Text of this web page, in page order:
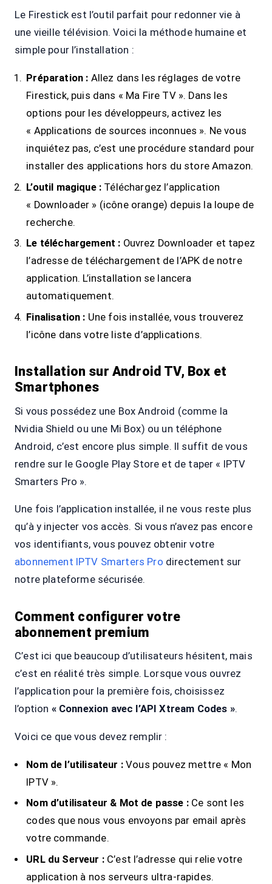
Le Firestick est l’outil parfait pour redonner vie à
une vieille télévision. Voici la méthode humaine et
simple pour l’installation :
Préparation : Allez dans les réglages de votre
Firestick, puis dans « Ma Fire TV ». Dans les
options pour les développeurs, activez les
« Applications de sources inconnues ». Ne vous
inquiétez pas, c’est une procédure standard pour
installer des applications hors du store Amazon.
L’outil magique : Téléchargez l’application
« Downloader » (icône orange) depuis la loupe de
recherche.
Le téléchargement : Ouvrez Downloader et tapez
l’adresse de téléchargement de l’APK de notre
application. L’installation se lancera
automatiquement.
Finalisation : Une fois installée, vous trouverez
l’icône dans votre liste d’applications.
Installation sur Android TV, Box et
Smartphones
Si vous possédez une Box Android (comme la
Nvidia Shield ou une Mi Box) ou un téléphone
Android, c’est encore plus simple. Il suffit de vous
rendre sur le Google Play Store et de taper « IPTV
Smarters Pro ».
Une fois l’application installée, il ne vous reste plus
qu’à y injecter vos accès. Si vous n’avez pas encore
vos identifiants, vous pouvez obtenir votre
abonnement IPTV Smarters Pro directement sur
notre plateforme sécurisée.
Comment configurer votre
abonnement premium
C’est ici que beaucoup d’utilisateurs hésitent, mais
c’est en réalité très simple. Lorsque vous ouvrez
l’application pour la première fois, choisissez
l’option « Connexion avec l’API Xtream Codes ».
Voici ce que vous devez remplir :
Nom de l’utilisateur :Vous pouvez mettre « Mon
IPTV ».
Nom d’utilisateur & Mot de passe :Ce sont les
codes que nous vous envoyons par email après
votre commande.
URL du Serveur :C’est l’adresse qui relie votre
application à nos serveurs ultra-rapides.